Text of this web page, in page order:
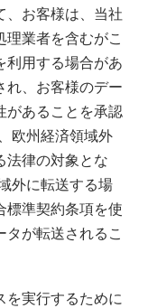
、お客様は、当社
理業者を含むがこ
利用する場合があ
れ、お客様のデー
があることを承認
欧州経済領域外
法律の対象とな
外に転送する場
標準契約条項を使
タが転送されるこ
を実行するために